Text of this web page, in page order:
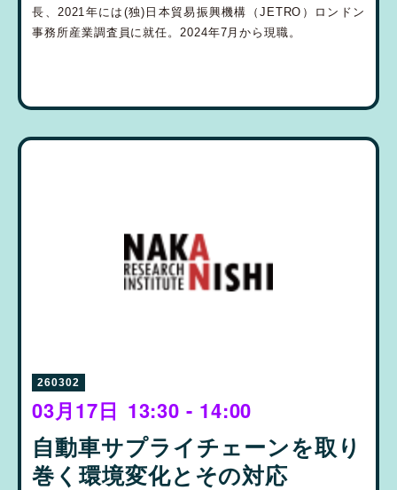
長、2021年には(独)日本貿易振興機構（JETRO）ロンドン
事務所産業調査員に就任。2024年7月から現職。
260302
03月17日 13:30 - 14:00
自動車サプライチェーンを取り
巻く環境変化とその対応